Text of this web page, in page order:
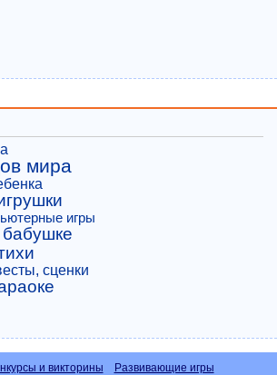
мира
игры
сценки
и викторины
Развивающие игры